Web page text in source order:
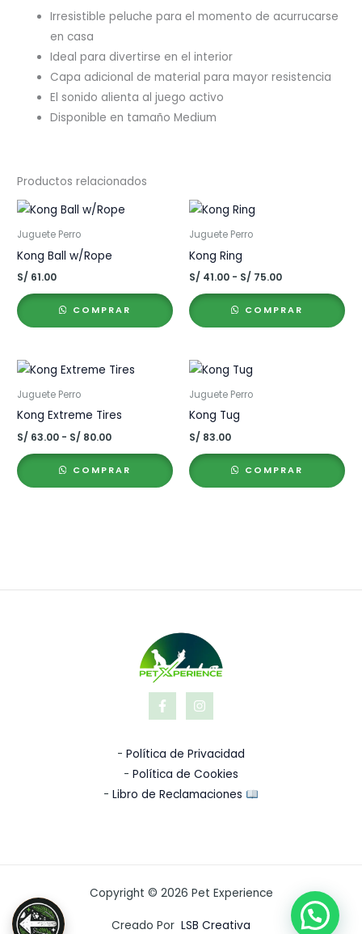
Irresistible peluche para el momento de acurrucarse
en casa
Ideal para divertirse en el interior
Capa adicional de material para mayor resistencia
El sonido alienta al juego activo
Disponible en tamaño Medium
Productos relacionados
Juguete Perro
Kong Ball w/Rope
S/ 61.00
COMPRAR
Juguete Perro
Kong Ring
S/ 41.00 - S/ 75.00Rango
desde
S/ 41.00
COMPRAR
Juguete Perro
Kong Extreme Tires
S/ 63.00 - S/ 80.00Rango
desde
S/ 63.00
COMPRAR
Juguete Perro
Kong Tug
S/ 83.00
COMPRAR
- Política de Privacidad
- Política de Cookies
-Libro de Reclamaciones
Copyright © 2026 Pet Experience
Creado Por LSB Creativa